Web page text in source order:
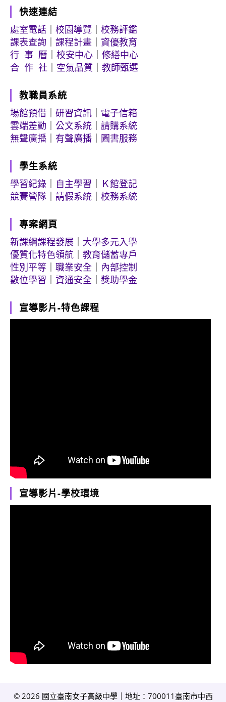
快速連結
處室電話
校園導覽
校務評鑑
課表查詢
課程計畫
資優教育
行 事 曆
校安中心
修繕中心
合 作 社
空氣品質 教師甄選
教職員系統
場館預借
研習資訊
電子信箱
雲端差勤
公文系統
請購系統
無聲廣播
有聲廣播 圖書服務
學生系統
學習紀錄
自主學習
Ｋ館登記
競賽營隊
請假系統 校務系統
專案網頁
新課綱課程發展
大學多元入學
優質化特色領航
教育儲蓄專戶
性別平等
職業安全
內部控制
數位學習
資通安全 獎助學金
宣導影片-特色課程
宣導影片-學校環境
© 2026 國立臺南女子高級中學｜地址：700011臺南市中西